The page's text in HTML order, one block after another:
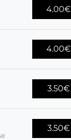
4.00€
4.00€
3.50€
3.50€